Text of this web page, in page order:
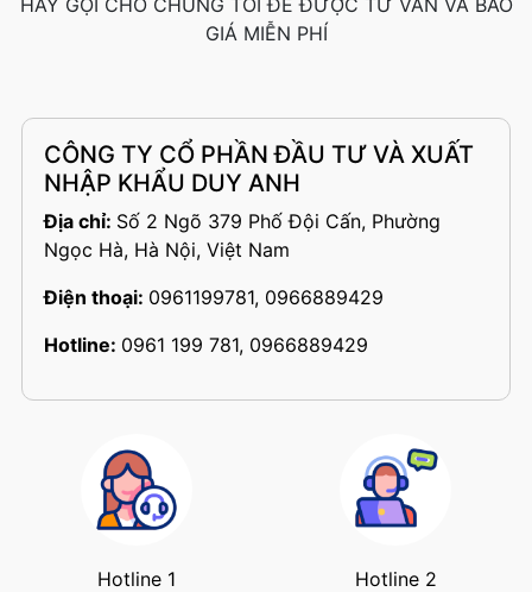
HÃY GỌI CHO CHÚNG TÔI ĐỂ ĐƯỢC TƯ VẤN VÀ BÁO
GIÁ MIỄN PHÍ
CÔNG TY CỔ PHẦN ĐẦU TƯ VÀ XUẤT
NHẬP KHẨU DUY ANH
Địa chỉ: Số 2 Ngõ 379 Phố Đội Cấn, Phường
Ngọc Hà, Hà Nội, Việt Nam
Điện thoại: 0961199781, 0966889429
Hotline: 0961 199 781, 0966889429
Hotline 1 Hotline 2